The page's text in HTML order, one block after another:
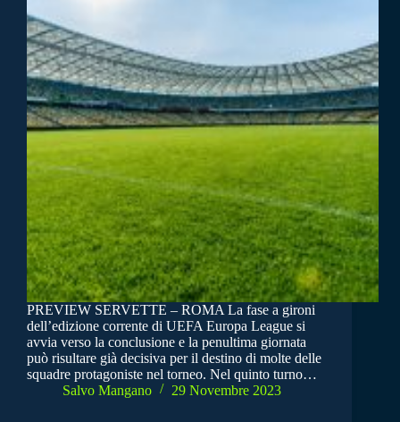
PREVIEW SERVETTE – ROMA La fase a gironi
dell’edizione corrente di UEFA Europa League si
avvia verso la conclusione e la penultima giornata
può risultare già decisiva per il destino di molte delle
squadre protagoniste nel torneo. Nel quinto turno…
Salvo Mangano
29 Novembre 2023